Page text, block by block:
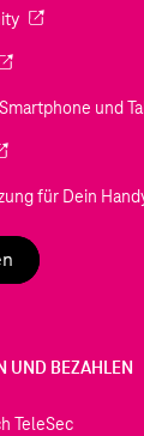
(Wird in einem
in einem
und
in einem neuen
für Dein
UND BEZAHLEN
TeleSec